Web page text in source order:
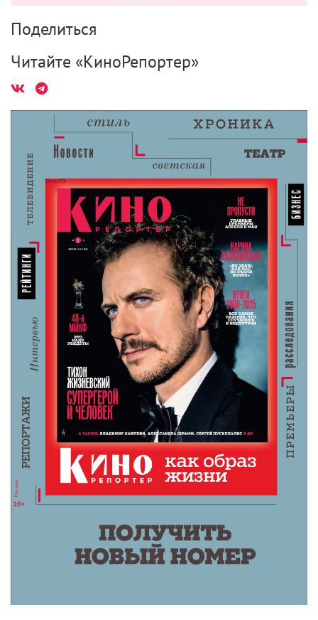
Поделиться
Читайте «КиноРепортер»